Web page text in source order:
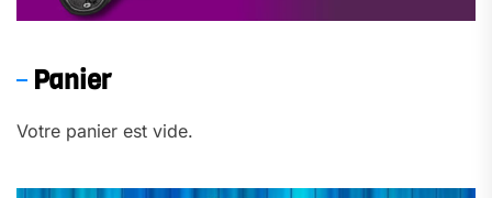
Panier
Votre panier est vide.